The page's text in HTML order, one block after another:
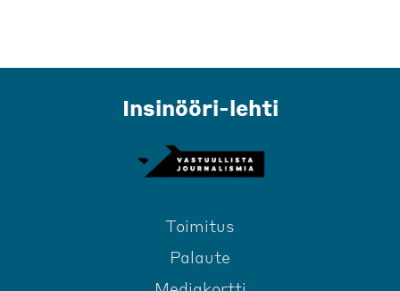
Insinööri-lehti
Toimitus
Palaute